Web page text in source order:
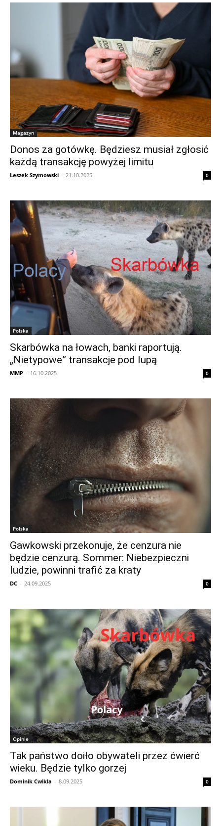
Magazyn
Donos za gotówkę. Będziesz musiał zgłosić
każdą transakcję powyżej limitu
Leszek Szymowski - 21.10.2025 0
Polska
Skarbówka na łowach, banki raportują.
„Nietypowe” transakcje pod lupą
MMP - 16.10.2025 0
Polska
Gawkowski przekonuje, że cenzura nie
będzie cenzurą. Sommer: Niebezpieczni
ludzie, powinni trafić za kraty
DC - 24.09.2025 0
Opinie
Tak państwo doiło obywateli przez ćwierć
wieku. Będzie tylko gorzej
Dominik Cwikla - 8.09.2025 0